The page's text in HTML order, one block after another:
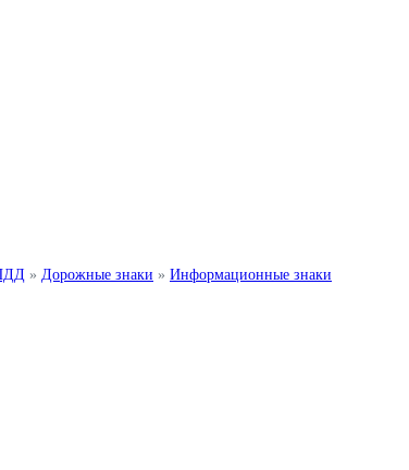
» Дорожные знаки » Информационные знаки